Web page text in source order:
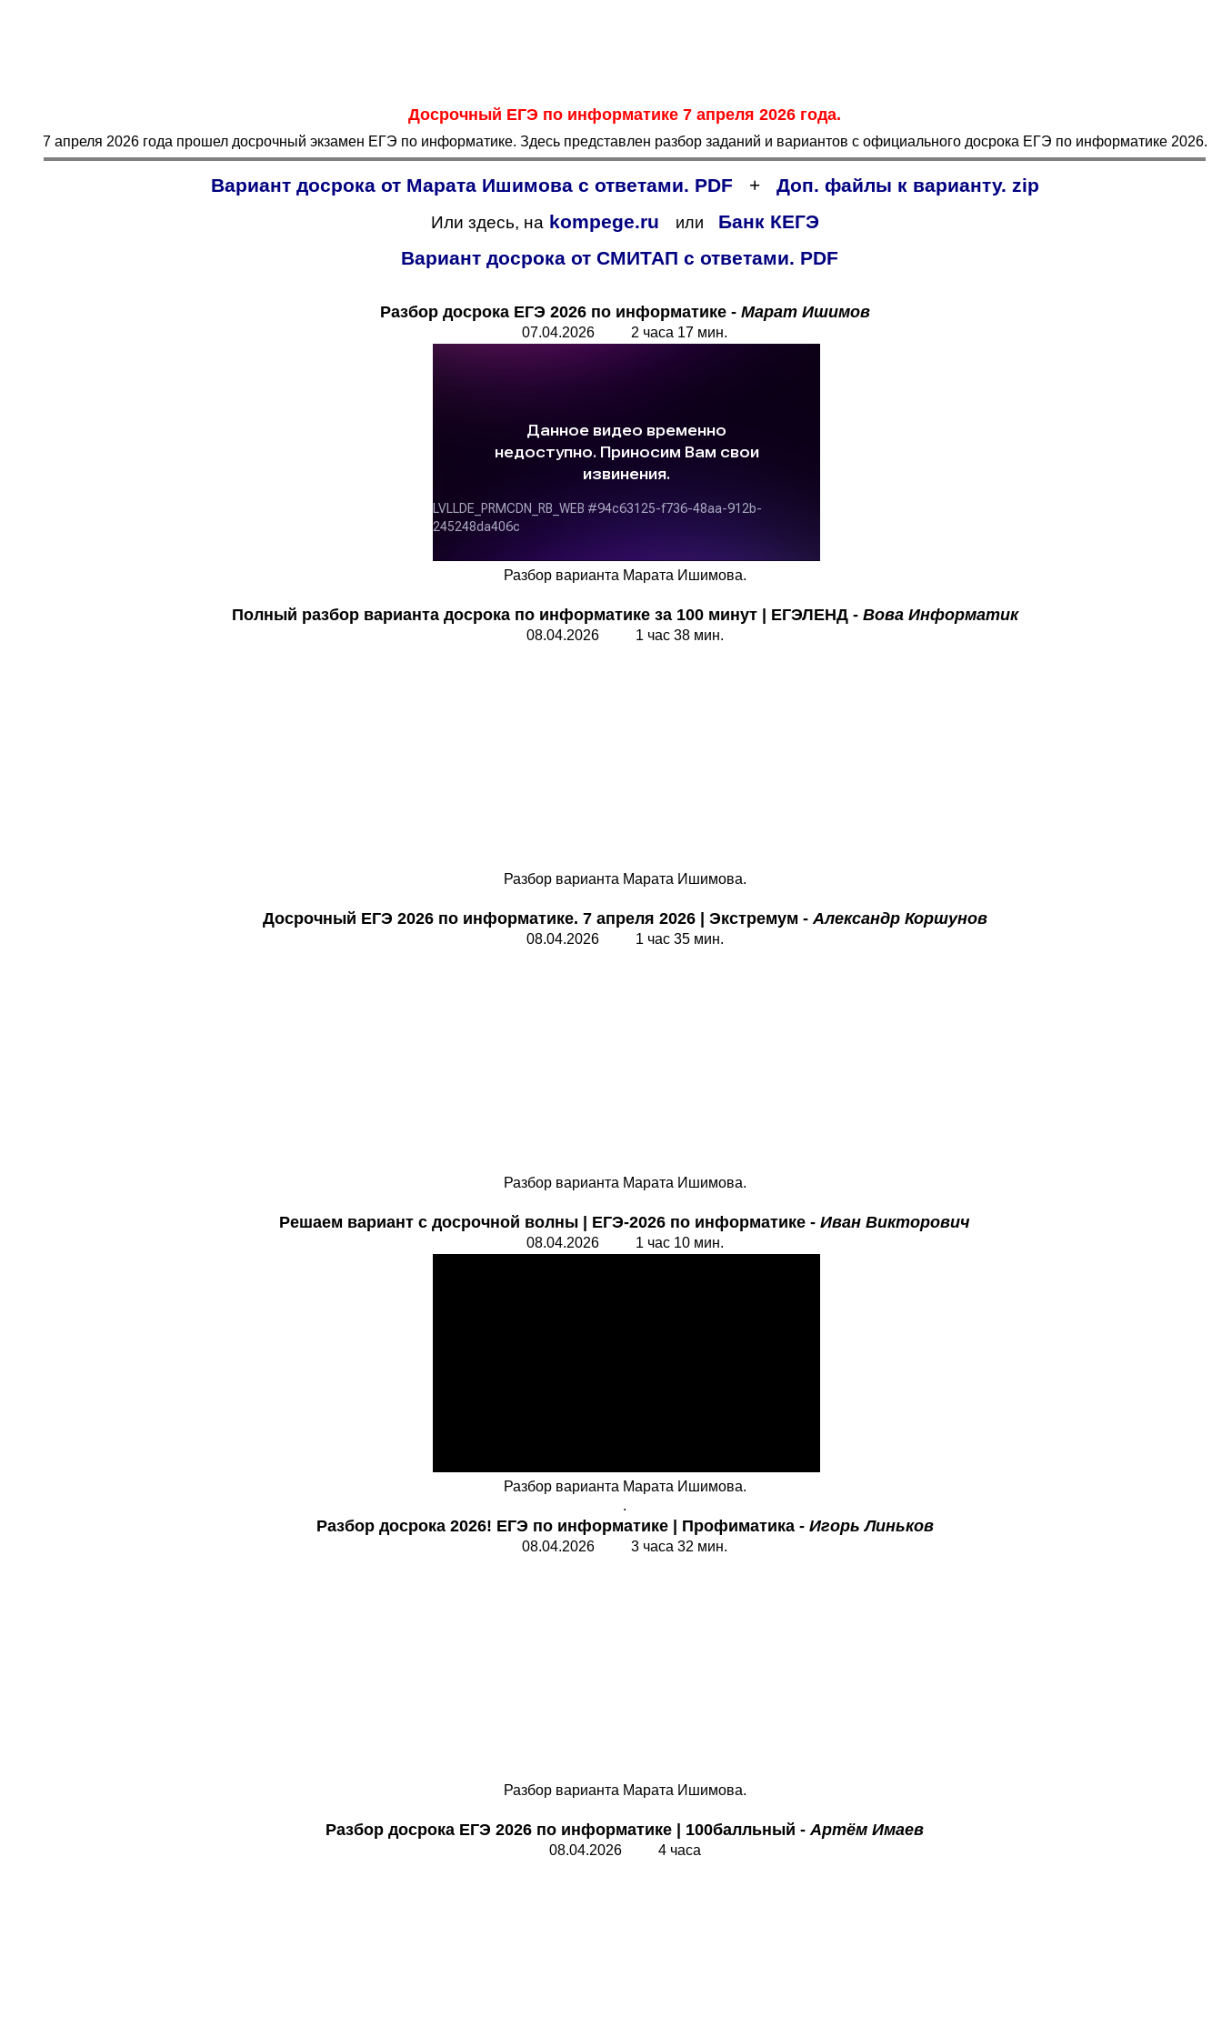
Досрочный ЕГЭ по информатике 7 апреля 2026 года.
7 апреля 2026 года прошел досрочный экзамен ЕГЭ по информатике. Здесь представлен разбор заданий и вариантов с официального досрока ЕГЭ по информатике 2026.
Вариант досрока от Марата Ишимова с ответами. PDF + Доп. файлы к варианту. zip
Или здесь, на kompege.ru или
Банк КЕГЭ
Вариант досрока от СМИТАП с ответами. PDF
Разбор досрока ЕГЭ 2026 по информатике - Марат Ишимов
07.04.2026 2 часа 17 мин.
Разбор варианта Марата Ишимова.
Полный разбор варианта досрока по информатике за 100 минут ЕГЭЛЕНД - Вова Информатик
08.04.2026 1 час 38 мин.
Разбор варианта Марата Ишимова.
Досрочный ЕГЭ 2026 по информатике. 7 апреля 2026 Экстремум -Александр Коршунов
08.04.2026 1 час 35 мин.
Разбор варианта Марата Ишимова.
Решаем вариант с досрочной волны ЕГЭ-2026 по информатике - Иван Викторович
08.04.2026 1 час 10 мин.
Разбор варианта Марата Ишимова.
.
Разбор досрока 2026! ЕГЭ по информатике Профиматика - Игорь Линьков
08.04.2026 3 часа 32 мин.
Разбор варианта Марата Ишимова.
Разбор досрока ЕГЭ 2026 по информатике 100балльный -Артём Имаев
08.04.2026 4 часа